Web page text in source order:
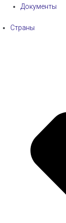
Документы
Страны